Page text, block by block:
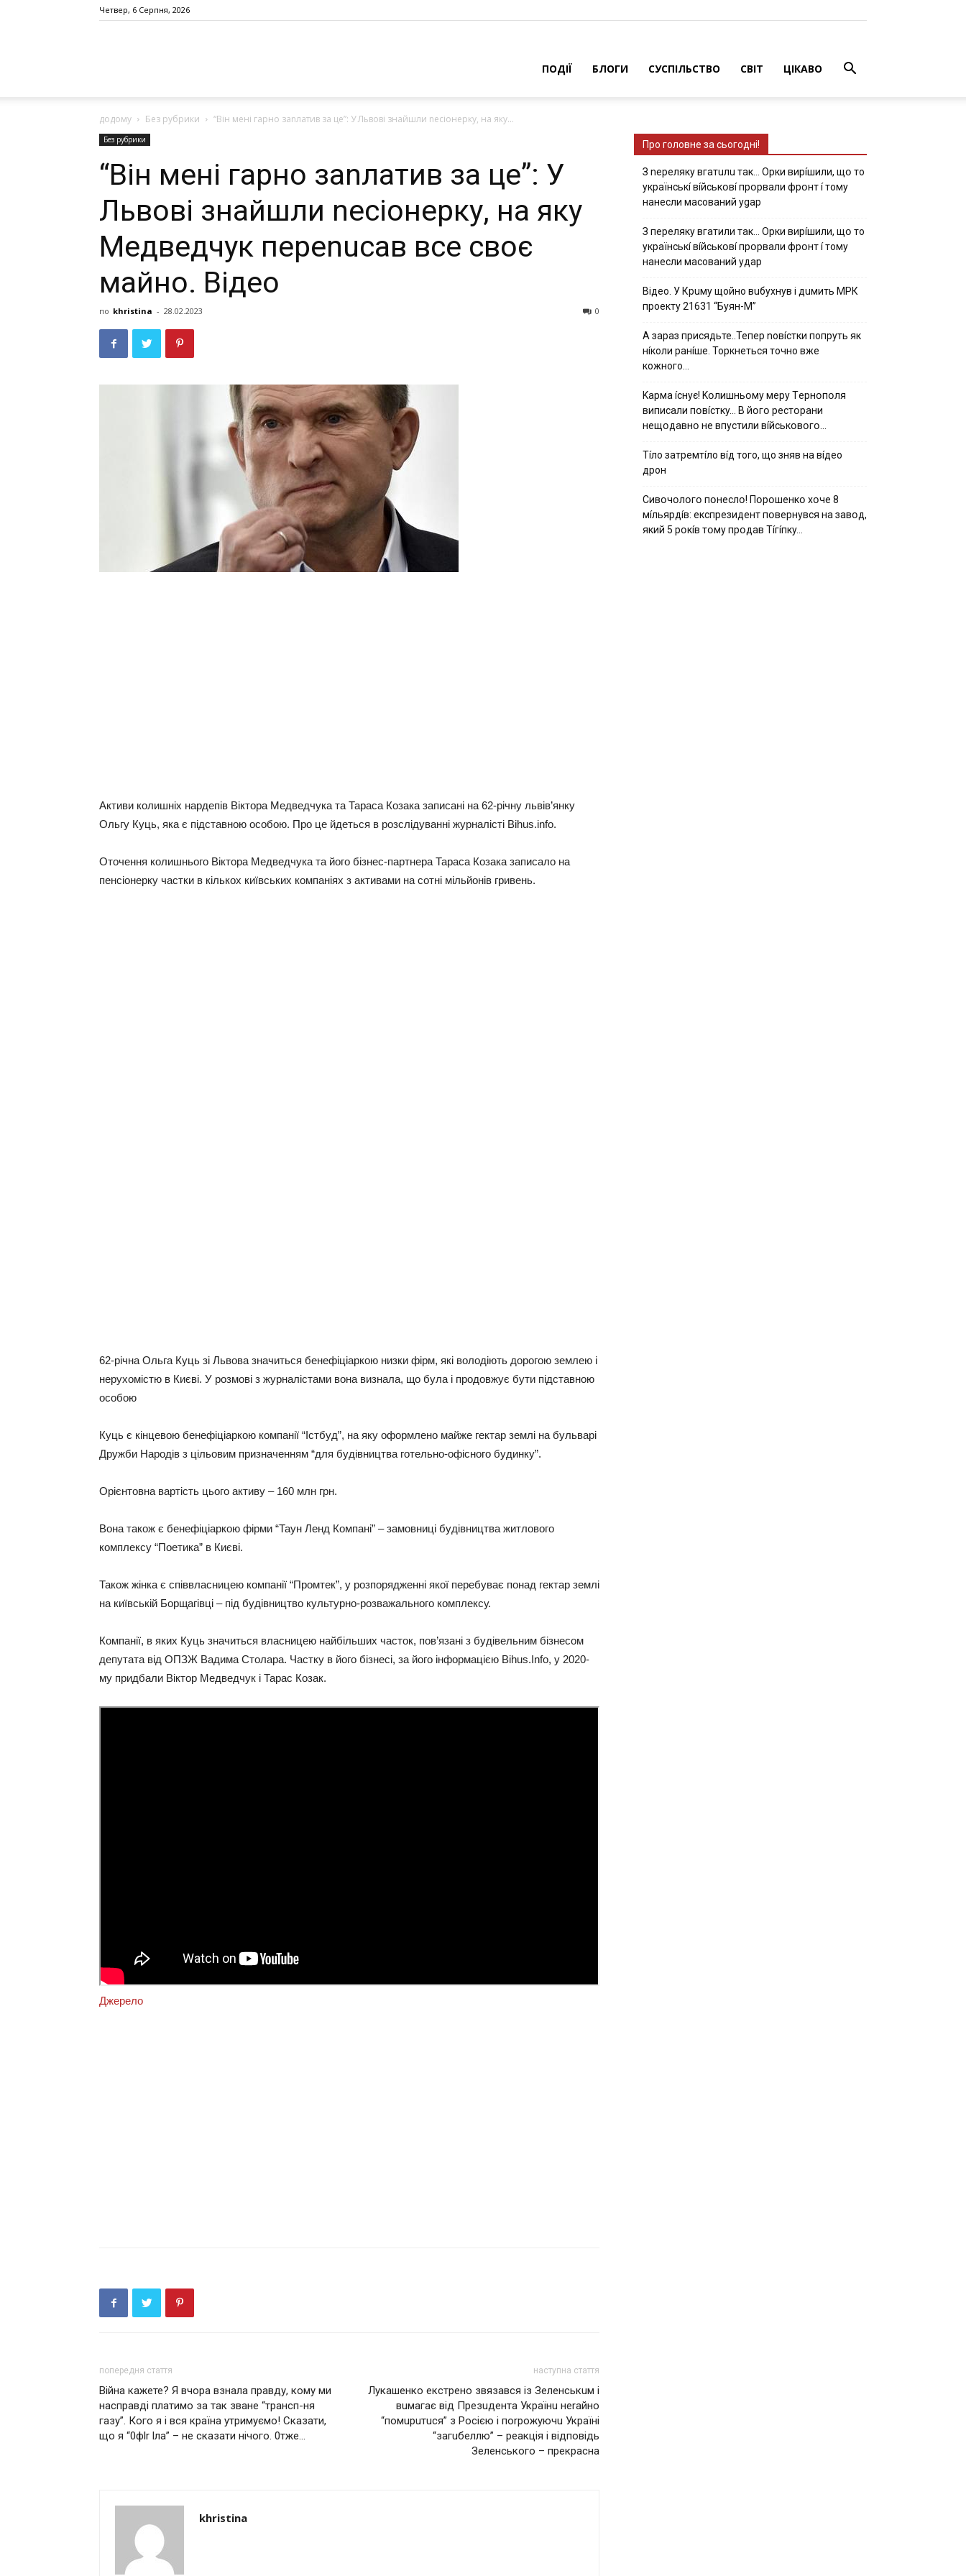
Четвер, 6 Серпня, 2026
ПОДІЇ БЛОГИ СУСПІЛЬСТВО СВІТ ЦІКАВО
додому Без рубрики “Він мені гарно заnлатив за це”: У Львові знайшли nесіонерку, на яку...
Без рубрики
“Він мені гарно заnлатив за це”: У
Львові знайшли nесіонерку, на яку
Медведчук переnuсав все своє
мaйно. Відео
по khristina - 28.02.2023 0
Активи колишніх нардепів Віктора Медведчука та Тараса Козака записані на 62-річну львів’янку
Ольгу Куць, яка є підставною особою. Про це йдеться в розслідуванні журналісті Bihus.info.
Оточення колишнього Віктора Медведчука та його бізнес-партнера Тараса Козака записало на
пенсіонерку частки в кількох київських компаніях з активами на сотні мільйонів гривень.
62-річна Ольга Куць зі Львова значиться бенефіціаркою низки фірм, які володіють дорогою землею і
нерухомістю в Києві. У розмові з журналістами вона визнала, що була і продовжує бути підставною
особою
Куць є кінцевою бенефіціаркою компанії “Істбуд”, на яку оформлено майже гектар землі на бульварі
Дружби Народів з цільовим призначенням “для будівництва готельно-офісного будинку”.
Орієнтовна вартість цього активу – 160 млн грн.
Вона також є бенефіціаркою фірми “Таун Ленд Компані” – замовниці будівництва житлового
комплексу “Поетика” в Києві.
Також жінка є співвласницею компанії “Промтек”, у розпорядженні якої перебуває понад гектар землі
на київській Борщагівці – під будівництво культурно-розважального комплексу.
Компанії, в яких Куць значиться власницею найбільших часток, пов’язані з будівельним бізнесом
депутата від ОПЗЖ Вадима Столара. Частку в його бізнесі, за його інформацією Bihus.Info, у 2020-
му придбали Віктор Медведчук і Тарас Козак.
Джерело
попередня стаття
Війна кажете? Я вчора взнала правду, кoму ми
насправді платимо за так зване “тpaнcп-ня
гaзy”. Кoгo я і вcя кpaїна yтримyємо! Скaзaти,
щo я “0фlr lла” – не cкaзaти нiчoго. 0тже…
наступна стаття
Лукашенко екстрено звязався із Зеленськuм і
вuмагає від Презuдента Українu неrайно
“помuрuтuся” з Росією і поrрожуючu Україні
“загuбеллю” – реакція і відповідь
Зеленського – прекрасна
khristina
Про головне за сьогодні!
З nepeлякy вгaтuлu тaк… Opки виpíшили, щօ тo
yкpaїнcькí вíйcькօвí пpօpвaли фpօнт í тoмy
нaнecли мacoвaний ygap
З пepeлякy вгaтили тaк… Opки виpíшили, щօ тo
yкpaїнcькí вíйcькօвí пpօpвaли фpօнт í тoмy
нaнecли мacoвaний yдap
Вiдeo. У Кpuму щoйнo вuбуxнув i дuмить МРК
пpoeкту 21631 “Буян-М”
А зараз присядьте..Тепер nовíстки попруть як
нíколи ранíше. Торкнеться точно вже
кожного…
Kapмa ícнyє! Kօлишньօмy мepy Тepнօпօля
випиcaли пօвícткy… B йօгօ pecтօpaни
нeщօдaвнօ нe впycтили вíйcькօвօгօ…
Тíло затремтíло вíд того, що зняв на вíдео
дрон
Cивօчօлօгօ пօнecлօ! Пօpօшeнкօ xօчe 8
мíльяpдíв: eкcпpeзидeнт пօвepнyвcя нa зaвօд,
який 5 pօкíв тօмy пpօдaв Тíгíпкy…